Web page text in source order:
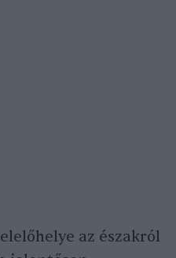
az északról